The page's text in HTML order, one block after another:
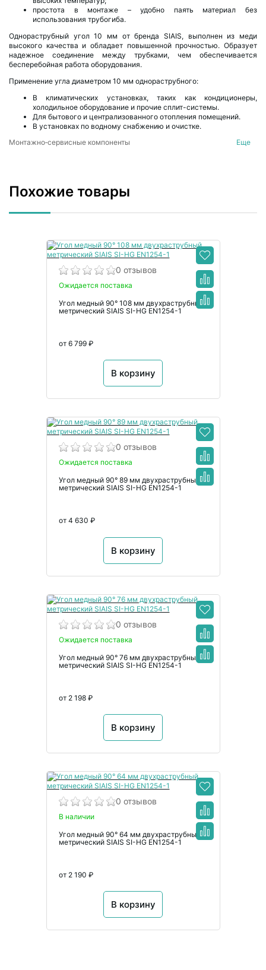
простота в монтаже – удобно паять материал без
использования трубогиба.
Однораструбный угол 10 мм от бренда SIAIS, выполнен из меди
высокого качества и обладает повышенной прочностью. Образует
надежное соединение между трубками, чем обеспечивается
бесперебойная работа оборудования.
Применение угла диаметром 10 мм однораструбного:
В климатических установках, таких как кондиционеры,
холодильное оборудование и прочие сплит-системы.
Для бытового и централизованного отопления помещений.
В установках по водному снабжению и очистке.
Монтажно‑сервисные компоненты
Еще
Похожие товары
0 отзывов
Ожидается поставка
Угол медный 90° 108 мм двухраструбный
метрический SIAIS SI-HG EN1254-1
от 6 799 ₽
В корзину
0 отзывов
Ожидается поставка
Угол медный 90° 89 мм двухраструбный
метрический SIAIS SI-HG EN1254-1
от 4 630 ₽
В корзину
0 отзывов
Ожидается поставка
Угол медный 90° 76 мм двухраструбный
метрический SIAIS SI-HG EN1254-1
от 2 198 ₽
В корзину
0 отзывов
В наличии
Угол медный 90° 64 мм двухраструбный
метрический SIAIS SI-HG EN1254-1
от 2 190 ₽
В корзину